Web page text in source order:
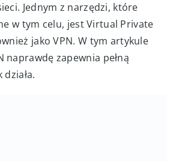
Jednym z narzędzi, które
w tym celu, jest Virtual Private
jako VPN. W tym artykule
naprawdę zapewnia pełną